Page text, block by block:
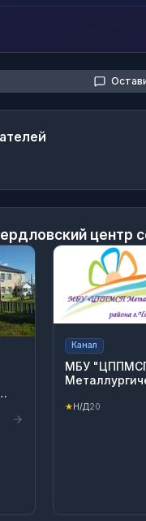
центр
Канал
МБУ
г.Челябинска"
★Н/Д20